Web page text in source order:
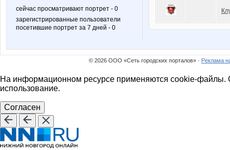
сейчас просматривают портрет - 0
зарегистрированные пользователи
посетившие портрет за 7 дней - 0
© 2026 ООО «Сеть городских порталов» · Реклама
На информационном ресурсе применяются cookie-файлы.
использование.
Согласен